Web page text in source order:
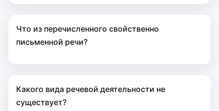
Что из перечисленного свойственно
письменной речи?
Какого вида речевой деятельности не
существует?